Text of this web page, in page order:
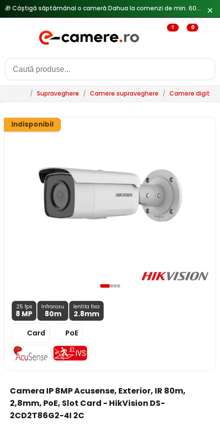
🔥Reduceri de pana la 25% doar in luna iulie → Vezi ofertele ✕
0 0
/ Supraveghere / Camere supraveghere / Camere digitale
Indisponibil
25 fps
8 MP
Infrarosu
80m
lentila fixa
2.8mm
Card
PoE
Camera IP 8MP Acusense, Exterior, IR 80m,
2,8mm, PoE, Slot Card - HikVision DS-
2CD2T86G2-4I 2C